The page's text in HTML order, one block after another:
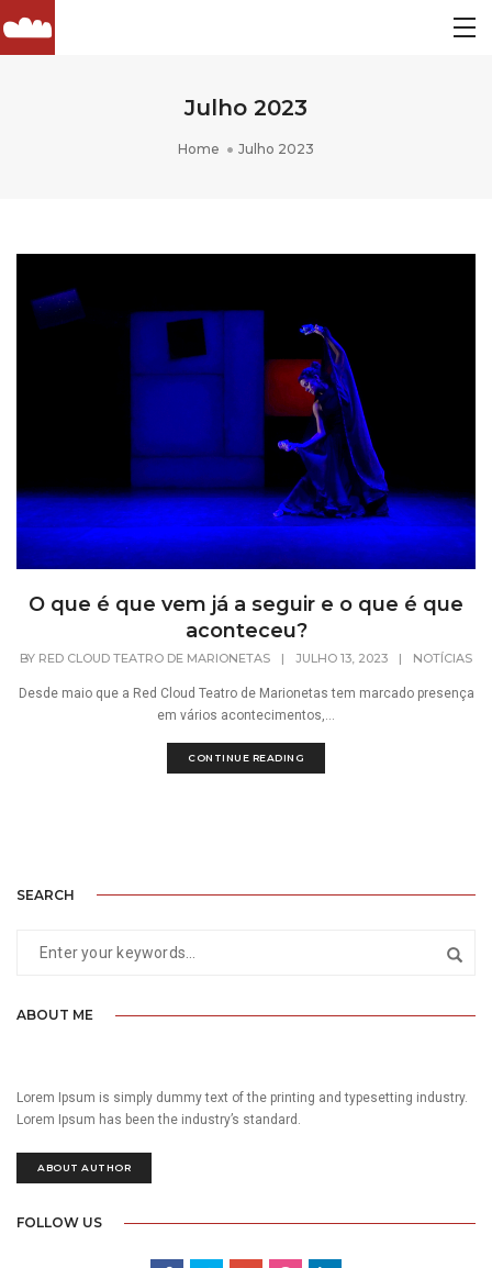
Julho 2023
Home Julho 2023
O que é que vem já a seguir e o que é que
aconteceu?
BY RED CLOUD TEATRO DE MARIONETAS | JULHO 13, 2023 | NOTÍCIAS
Desde maio que a Red Cloud Teatro de Marionetas tem marcado presença
em vários acontecimentos,...
CONTINUE READING
SEARCH
ABOUT ME
Lorem Ipsum is simply dummy text of the printing and typesetting industry.
Lorem Ipsum has been the industry’s standard.
ABOUT AUTHOR
FOLLOW US